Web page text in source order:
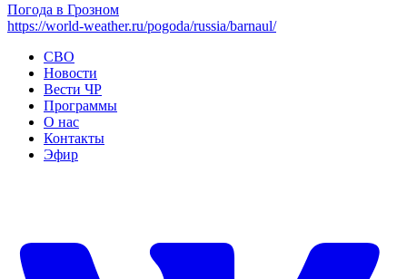
Погода в Грозном
https://world-weather.ru/pogoda/russia/barnaul/
СВО
Новости
Вести ЧР
Программы
О нас
Контакты
Эфир